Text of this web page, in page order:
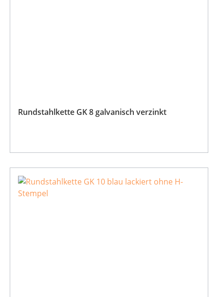
Rundstahlkette GK 8 galvanisch verzinkt